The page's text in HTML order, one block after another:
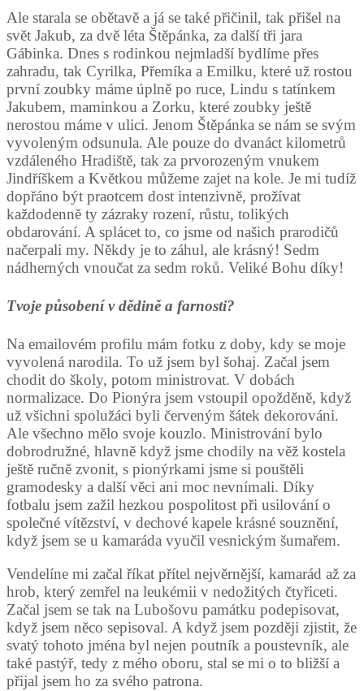
Ale starala se obětavě a já se také přičinil, tak přišel na
svět Jakub, za dvě léta Štěpánka, za další tři jara
Gábinka. Dnes s rodinkou nejmladší bydlíme přes
zahradu, tak Cyrilka, Přemíka a Emilku, které už rostou
první zoubky máme úplně po ruce, Lindu s tatínkem
Jakubem, maminkou a Zorku, které zoubky ještě
nerostou máme v ulici. Jenom Štěpánka se nám se svým
vyvoleným odsunula. Ale pouze do dvanáct kilometrů
vzdáleného Hradiště, tak za prvorozeným vnukem
Jindříškem a Květkou můžeme zajet na kole. Je mi tudíž
dopřáno být praotcem dost intenzivně, prožívat
každodenně ty zázraky rození, růstu, tolikých
obdarování. A splácet to, co jsme od našich prarodičů
načerpali my. Někdy je to záhul, ale krásný! Sedm
nádherných vnoučat za sedm roků. Veliké Bohu díky!
Tvoje působení v dědině a farnosti?
Na emailovém profilu mám fotku z doby, kdy se moje
vyvolená narodila. To už jsem byl šohaj. Začal jsem
chodit do školy, potom ministrovat. V dobách
normalizace. Do Pionýra jsem vstoupil opožděně, když
už všichni spolužáci byli červeným šátek dekorováni.
Ale všechno mělo svoje kouzlo. Ministrování bylo
dobrodružné, hlavně když jsme chodily na věž kostela
ještě ručně zvonit, s pionýrkami jsme si pouštěli
gramodesky a další věci ani moc nevnímali. Díky
fotbalu jsem zažil hezkou pospolitost při usilování o
společné vítězství, v dechové kapele krásné souznění,
když jsem se u kamaráda vyučil vesnickým šumařem.
Vendelíne mi začal říkat přítel nejvěrnější, kamarád až za
hrob, který zemřel na leukémii v nedožitých čtyřiceti.
Začal jsem se tak na Lubošovu památku podepisovat,
když jsem něco sepisoval. A když jsem později zjistit, že
svatý tohoto jména byl nejen poutník a poustevník, ale
také pastýř, tedy z mého oboru, stal se mi o to bližší a
přijal jsem ho za svého patrona.